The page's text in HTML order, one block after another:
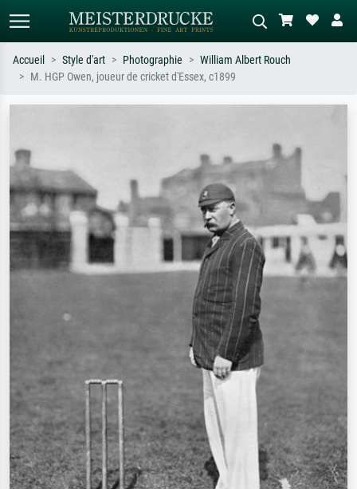
impressionnisme, vague de Hokusai,
tableau sombre, nu debout près d'un
arbre.
Accueil Style d'art Photographie
William Albert Rouch
M. HGP Owen, joueur de cricket d'Essex, c1899